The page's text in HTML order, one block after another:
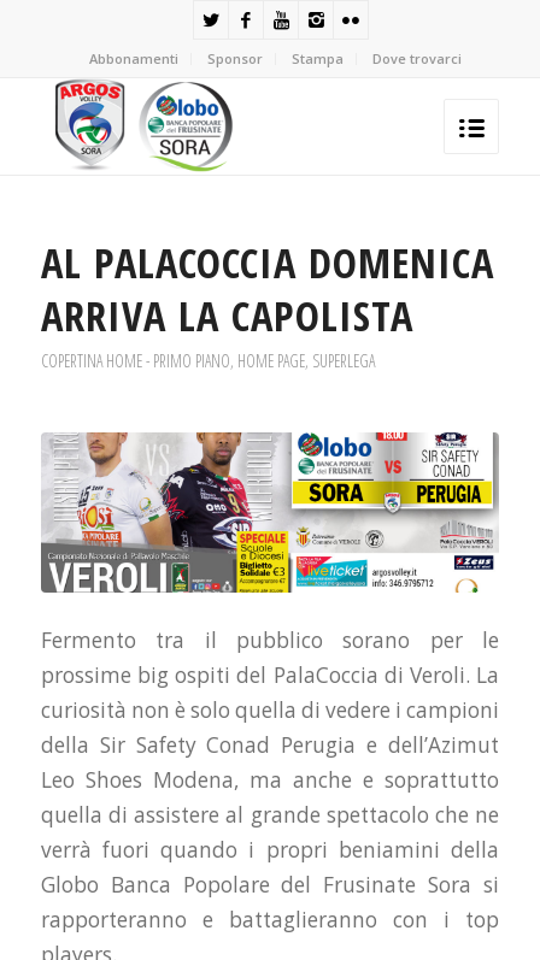
Abbonamenti Sponsor Stampa Dove trovarci
AL PALACOCCIA DOMENICA
ARRIVA LA CAPOLISTA
COPERTINA HOME - PRIMO PIANO, HOME PAGE, SUPERLEGA
Fermento tra il pubblico sorano per le
prossime big ospiti del PalaCoccia di Veroli. La
curiosità non è solo quella di vedere i campioni
della Sir Safety Conad Perugia e dell’Azimut
Leo Shoes Modena, ma anche e soprattutto
quella di assistere al grande spettacolo che ne
verrà fuori quando i propri beniamini della
Globo Banca Popolare del Frusinate Sora si
rapporteranno e battaglieranno con i top
players.